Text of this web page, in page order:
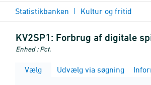
Statistikbanken Kultur og fritid
KV2SP1: Forbrug af digitale
Enhed : Pct.
Vælg Udvælg via søgning